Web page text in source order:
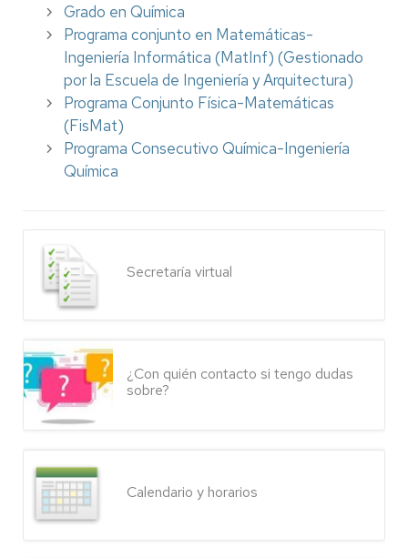
Grado en Química
Programa conjunto en Matemáticas-
Ingeniería Informática (MatInf) (Gestionado
por la Escuela de Ingeniería y Arquitectura)
Programa Conjunto Física-Matemáticas
(FisMat)
Programa Consecutivo Química-Ingeniería
Química
Secretaría virtual
¿Con quién contacto si tengo dudas
sobre?
Calendario y horarios